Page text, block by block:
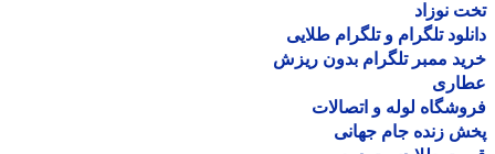
نوزاد
تلگرام و تلگرام طلایی
ممبر تلگرام بدون ریزش
لوله و اتصالات
زنده جام جهانی